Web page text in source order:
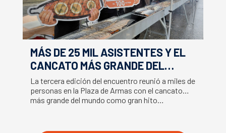
MÁS DE 25 MIL ASISTENTES Y EL
CANCATO MÁS GRANDE DEL
MUNDO MARCAN EXITOSO CIERRE
DE LA SEMANA DEL SALMÓN
La tercera edición del encuentro reunió a miles de
personas en la Plaza de Armas con el cancato
más grande del mundo como gran hito…